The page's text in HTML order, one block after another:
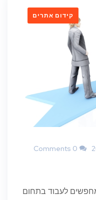
קידום אתרים
0 Comments
לעבוד בתחום